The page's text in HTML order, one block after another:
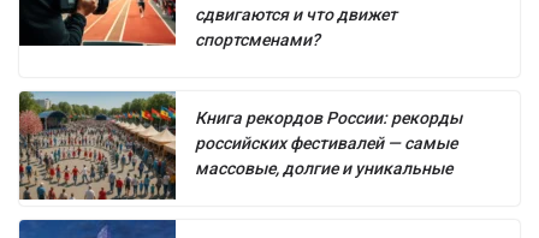
сдвигаются и что движет
спортсменами?
Книга рекордов России: рекорды
российских фестивалей — самые
массовые, долгие и уникальные